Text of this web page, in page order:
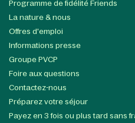
Programme de fidélité Friends
La nature & nous
Offres d'emploi
Informations presse
Groupe PVCP
Foire aux questions
Contactez-nous
Préparez votre séjour
Payez en 3 fois ou plus tard sans